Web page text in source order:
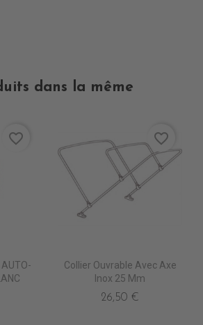
dans la même
AUTO-
favorite_border
Collier Ouvrable Avec Axe
Inox 25 Mm
26,50 €
favorite_border